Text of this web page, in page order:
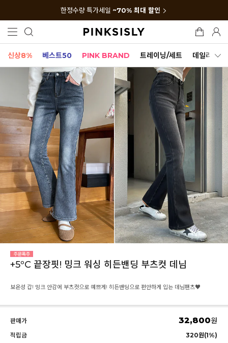
한정수량 특가세일 ~70% 최대 할인
신상8% 베스트50 PINK BRAND 트레이닝/세트 데일리세트
+5ºC 끝장핏! 밍크 워싱 히든밴딩 부츠컷 데님
보온성 갑! 밍크 안감에 부츠컷으로 예쁘게! 히든밴딩으로 편안하게 입는 데님팬츠♥
판매가 32,800원
적립금
320원(1%)